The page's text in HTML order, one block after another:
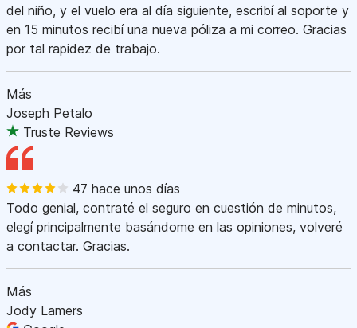
del niño, y el vuelo era al día siguiente, escribí al soporte y
en 15 minutos recibí una nueva póliza a mi correo. Gracias
por tal rapidez de trabajo.
Más
Joseph Petalo
Truste Reviews
47 hace unos días
Todo genial, contraté el seguro en cuestión de minutos,
elegí principalmente basándome en las opiniones, volveré
a contactar. Gracias.
Más
Jody Lamers